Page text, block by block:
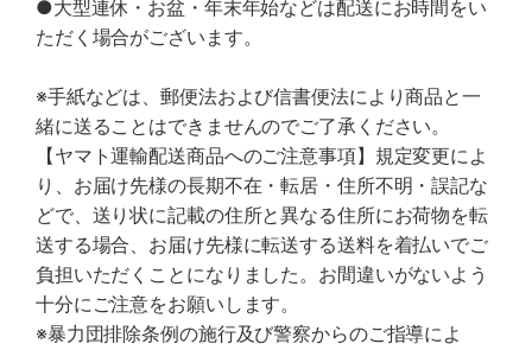
●大型連休・お盆・年末年始などは配送にお時間をい
ただく場合がございます。
※手紙などは、郵便法および信書便法により商品と一
緒に送ることはできませんのでご了承ください。
【ヤマト運輸配送商品へのご注意事項】規定変更によ
り、お届け先様の長期不在・転居・住所不明・誤記な
どで、送り状に記載の住所と異なる住所にお荷物を転
送する場合、お届け先様に転送する送料を着払いでご
負担いただくことになりました。お間違いがないよう
十分にご注意をお願いします。
※暴力団排除条例の施行及び警察からのご指導によ